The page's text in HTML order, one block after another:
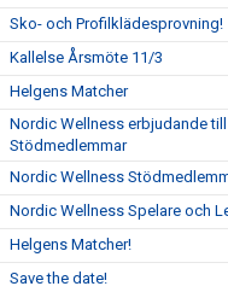
Sko- och Profilklädesprovning!
Kallelse Årsmöte 11/3
Helgens Matcher
Nordic Wellness erbjudande
Stödmedlemmar
Nordic Wellness
Nordic Wellness Spelare och
Helgens Matcher!
Save the date!